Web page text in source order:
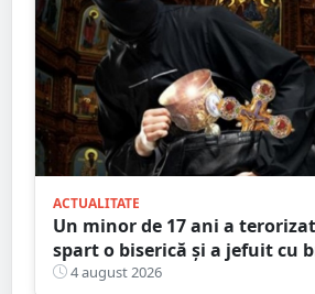
ACTUALITATE
Un minor de 17 ani a
spart o biserică și a jefuit cu
bătrână de 80 de ani
4 august 2026